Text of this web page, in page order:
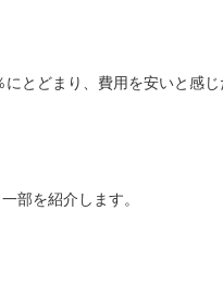
とどまり、費用を安いと感
部を紹介します。